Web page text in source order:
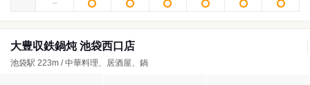
大豊収鉄鍋炖 池袋西口店
池袋駅 223m / 中華料理、居酒屋、鍋